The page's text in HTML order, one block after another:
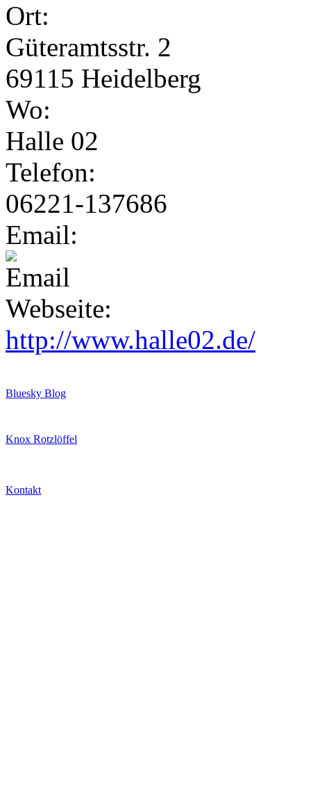
Ort:
Güteramtsstr. 2
69115 Heidelberg
Wo:
Halle 02
Telefon:
06221-137686
Email:
Webseite:
http://www.halle02.de/
Bluesky Blog
Knox Rotzlöffel
Kontakt